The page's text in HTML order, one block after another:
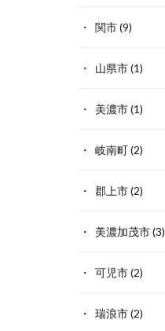
関市(9)
山県市(1)
美濃市(1)
岐南町(2)
郡上市(2)
美濃加茂市(3)
可児市(2)
瑞浪市(2)